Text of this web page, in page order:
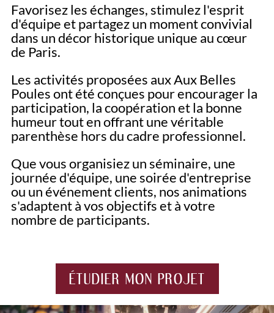
Favorisez les échanges, stimulez l'esprit
d'équipe et partagez un moment convivial
dans un décor historique unique au cœur
de Paris.
Les activités proposées aux Aux Belles
Poules ont été conçues pour encourager la
participation, la coopération et la bonne
humeur tout en offrant une véritable
parenthèse hors du cadre professionnel.
Que vous organisiez un séminaire, une
journée d'équipe, une soirée d'entreprise
ou un événement clients, nos animations
s'adaptent à vos objectifs et à votre
nombre de participants.
ÉTUDIER MON PROJET